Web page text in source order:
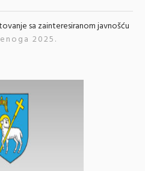
sa zainteresiranom javnošću
2025.